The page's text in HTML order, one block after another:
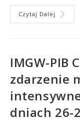
Czytaj Dalej
IMGW-PIB
zdarzenie
dniach 26-